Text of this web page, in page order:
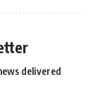
delivered